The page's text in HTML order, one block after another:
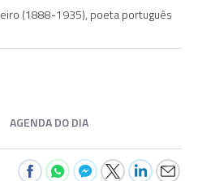
(1888-1935), poeta português
AGENDA DO DIA